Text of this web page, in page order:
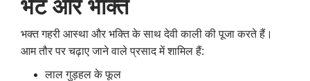
भेंट और भक्ति
भक्त गहरी आस्था और भक्ति के साथ देवी काली की पूजा करते हैं।
आम तौर पर चढ़ाए जाने वाले प्रसाद में शामिल हैं:
लाल गुड़हल के फूल